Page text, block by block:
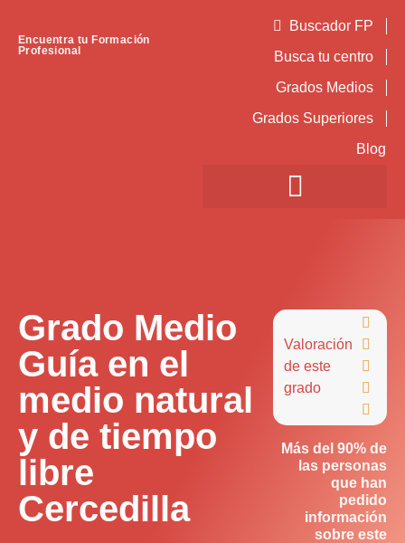
Encuentra tu Formación
Profesional
Buscador FP
Busca tu centro
Grados Medios
Grados Superiores
Blog
Grado Medio
Guía en el
medio natural
y de tiempo
libre
Cercedilla
Valoración
de este
grado





Más del 90% de
las personas
que han
pedido
información
sobre este